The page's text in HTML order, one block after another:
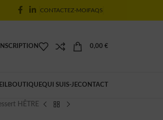
CONTACTEZ-MOIFAQS
0,00 €
BOUTIQUEQUI SUIS-JECONTACT
HÊTRE